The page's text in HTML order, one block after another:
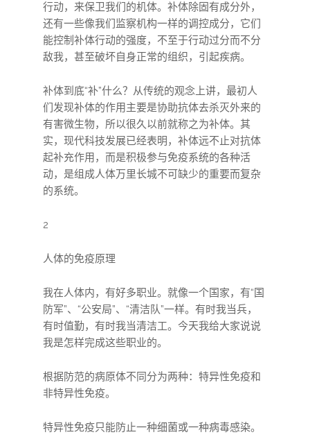
行动，来保卫我们的机体。补体除固有成分外，
还有一些像我们监察机构一样的调控成分，它们
能控制补体行动的强度，不至于行动过分而不分
敌我，甚至破坏自身正常的组织，引起疾病。
补体到底“补”什么？从传统的观念上讲，最初人
们发现补体的作用主要是协助抗体去杀灭外来的
有害微生物，所以很久以前就称之为补体。其
实，现代科技发展已经表明，补体远不止对抗体
起补充作用，而是积极参与免疫系统的各种活
动，是组成人体万里长城不可缺少的重要而复杂
的系统。
2
人体的免疫原理
我在人体内，有好多职业。就像一个国家，有“国
防军”、“公安局”、“清洁队”一样。有时我当兵，
有时值勤，有时我当清洁工。今天我给大家说说
我是怎样完成这些职业的。
根据防范的病原体不同分为两种：特异性免疫和
非特异性免疫。
特异性免疫只能防止一种细菌或一种病毒感染。